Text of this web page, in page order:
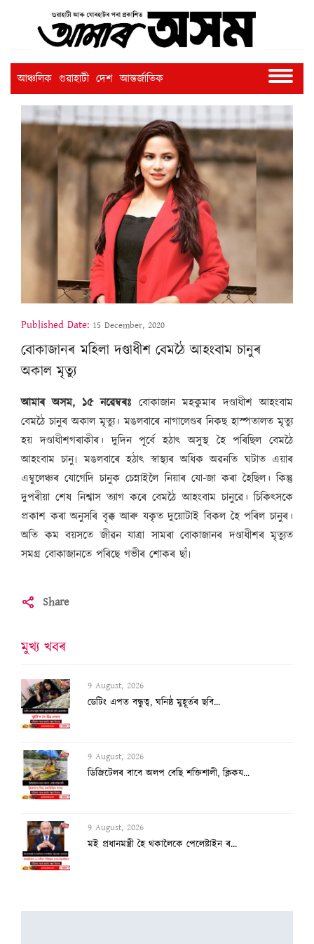
আঞ্চলিক গুৱাহাটী দেশ আন্তৰ্জাতিক
Published Date: 15 December, 2020
বোকাজানৰ মহিলা দণ্ডাধীশ বেমঠৈ আহংবাম চানুৰ
অকাল মৃত্যু
আমাৰ অসম, ১৫ নৱেম্বৰঃ বোকাজান মহকুমাৰ দণ্ডাধীশ আহংবাম
বেমঠৈ চানুৰ অকাল মৃত্যু। মঙলবাৰে নাগালেণ্ডৰ নিকছ হাস্পতালত মৃত্যু
হয় দণ্ডাধীশগৰাকীৰ। দুদিন পূৰ্বে হঠাৎ অসুস্থ হৈ পৰিছিল বেমঠৈ
আহংবাম চানু৷ মঙলবাৰে হঠাৎ স্বাস্থ্যৰ অধিক অৱনতি ঘটাত এয়াৰ
এম্বুলেঞ্চৰ যোগেদি চানুক চেন্নাইলৈ নিয়াৰ যো-জা কৰা হৈছিল। কিন্তু
দুপৰীয়া শেষ নিশ্বাস ত্যাগ কৰে বেমঠৈ আহংবাম চানুৱে। চিকিৎসকে
প্ৰকাশ কৰা অনুসৰি বৃক্ক আৰু যকৃত দুয়োটাই বিকল হৈ পৰিল চানুৰ।
অতি কম বয়সতে জীৱন যাত্ৰা সামৰা বোকাজানৰ দণ্ডাধীশৰ মৃত্যুত
সমগ্ৰ বোকাজানতে পৰিছে গভীৰ শোকৰ ছাঁ৷
Share
মুখ্য খবৰ
9 August, 2026
ডেটিং এপত বন্ধুত্ব, ঘনিষ্ঠ মুহূৰ্তৰ ছবি...
9 August, 2026
ডিজিটেলৰ বাবে অলপ বেছি শক্তিশালী, ক্লিকয...
9 August, 2026
মই প্ৰধানমন্ত্ৰী হৈ থকালৈকে পেলেষ্টাইন ৰ...
প্ৰতি ৬ মিনিটত এটা অকালমৃত্যু!